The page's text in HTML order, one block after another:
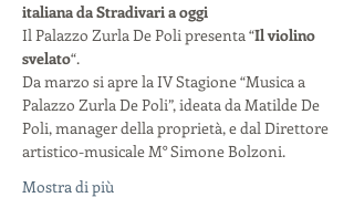
italiana da Stradivari a oggi
Il Palazzo Zurla De Poli presenta “Il violino
svelato“.
Da marzo si apre la IV Stagione “Musica a
Palazzo Zurla De Poli”, ideata da Matilde De
Poli, manager della proprietà, e dal Direttore
artistico-musicale M° Simone Bolzoni.
Mostra di più